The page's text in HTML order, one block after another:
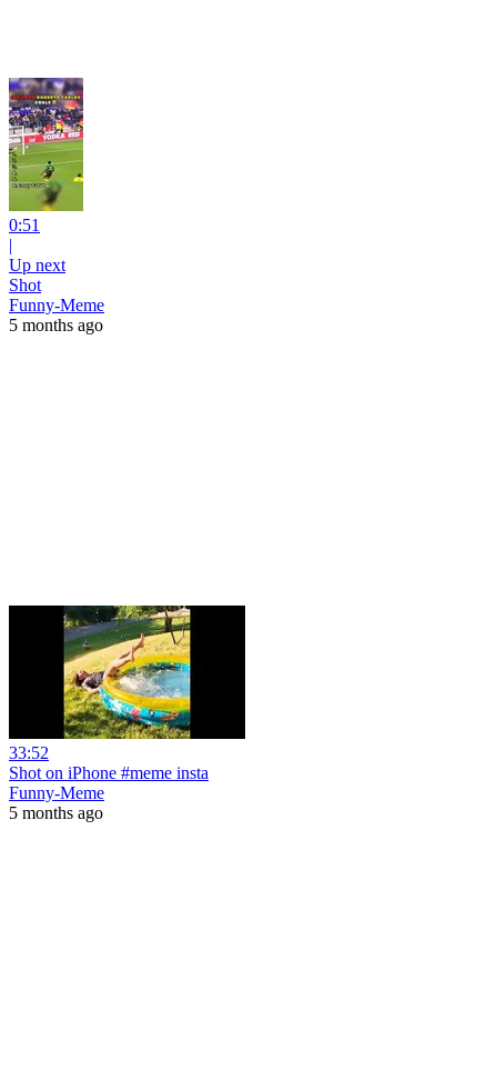
0:51
|
Up next
Shot
Funny-Meme
5 months ago
33:52
Shot on iPhone #meme insta
Funny-Meme
5 months ago